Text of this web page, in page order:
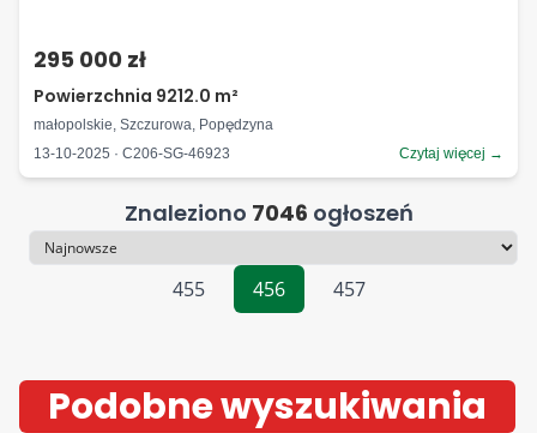
295 000 zł
Powierzchnia 9212.0 m²
małopolskie, Szczurowa, Popędzyna
13-10-2025 · C206-SG-46923
Czytaj więcej →
Znaleziono 7046 ogłoszeń
Sortowanie
455
456 457
Podobne wyszukiwania